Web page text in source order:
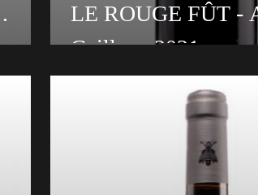
LE ROUGE FÛT - AOC
Gaillac - 2021
du Domaine de Gayssou à
avec passion à partir des
Description de l'AOC Gaillac
Cépage : Braucol et Merlot Age
25 ans Sol : Argilo-Calcaire Élaboration :